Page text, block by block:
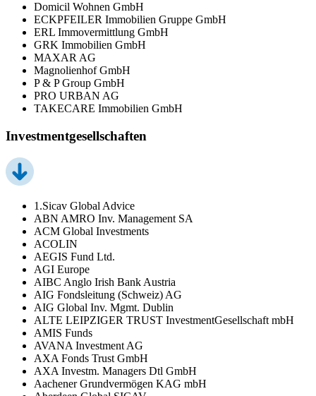
Domicil Wohnen GmbH
ECKPFEILER Immobilien Gruppe GmbH
ERL Immovermittlung GmbH
GRK Immobilien GmbH
MAXAR AG
Magnolienhof GmbH
P & P Group GmbH
PRO URBAN AG
TAKECARE Immobilien GmbH
Investmentgesellschaften
1.Sicav Global Advice
ABN AMRO Inv. Management SA
ACM Global Investments
ACOLIN
AEGIS Fund Ltd.
AGI Europe
AIBC Anglo Irish Bank Austria
AIG Fondsleitung (Schweiz) AG
AIG Global Inv. Mgmt. Dublin
ALTE LEIPZIGER TRUST InvestmentGesellschaft mbH
AMIS Funds
AVANA Investment AG
AXA Fonds Trust GmbH
AXA Investm. Managers Dtl GmbH
Aachener Grundvermögen KAG mbH